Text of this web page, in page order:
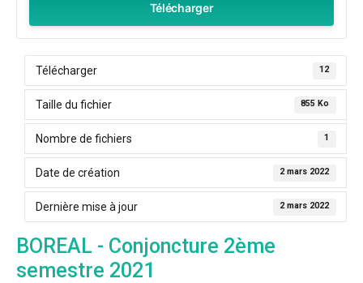
Télécharger
Télécharger 12
Taille du fichier 855 Ko
Nombre de fichiers 1
Date de création 2 mars 2022
Dernière mise à jour 2 mars 2022
BOREAL - Conjoncture 2ème
semestre 2021